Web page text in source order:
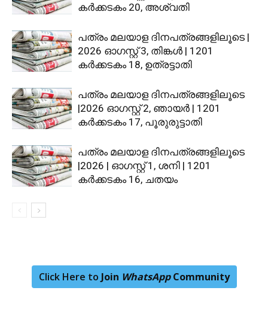
കര്‍ക്കടകം 20, അശ്വതി
പത്രം മലയാള ദിനപത്രങ്ങളിലൂടെ |
2026 ഓഗസ്റ്റ് 3, തിങ്കള്‍ | 1201
കര്‍ക്കടകം 18, ഉത്രട്ടാതി
പത്രം മലയാള ദിനപത്രങ്ങളിലൂടെ
|2026 ഓഗസ്റ്റ് 2, ഞായർ | 1201
കർക്കടകം 17, പൂരുരുട്ടാതി
പത്രം മലയാള ദിനപത്രങ്ങളിലൂടെ
|2026 | ഓഗസ്റ്റ് 1, ശനി | 1201
കർക്കടകം 16, ചതയം
Click Here to Join WhatsAppCommunity